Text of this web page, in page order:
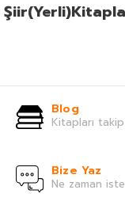
Blog
Kitapları
Bize Yaz
Ne zaman